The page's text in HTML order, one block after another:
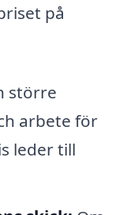
på
större
arbete för
leder till